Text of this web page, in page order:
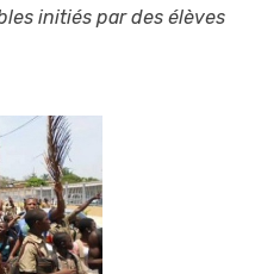
initiés par des élèves